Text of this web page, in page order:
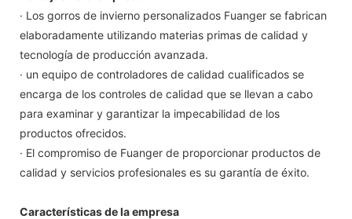
· Los gorros de invierno personalizados Fuanger se fabrican
elaboradamente utilizando materias primas de calidad y
tecnología de producción avanzada.
· un equipo de controladores de calidad cualificados se
encarga de los controles de calidad que se llevan a cabo
para examinar y garantizar la impecabilidad de los
productos ofrecidos.
· El compromiso de Fuanger de proporcionar productos de
calidad y servicios profesionales es su garantía de éxito.
Características de la empresa